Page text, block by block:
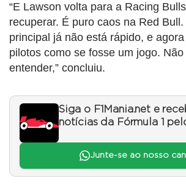
“E Lawson volta para a Racing
recuperar. É puro caos na Red
principal já não está rápido, e
pilotos como se fosse um jogo.
entender,” concluiu.
Siga o F1Mania.net e
notícias da Fórmula 1
Junte-se ao nosso